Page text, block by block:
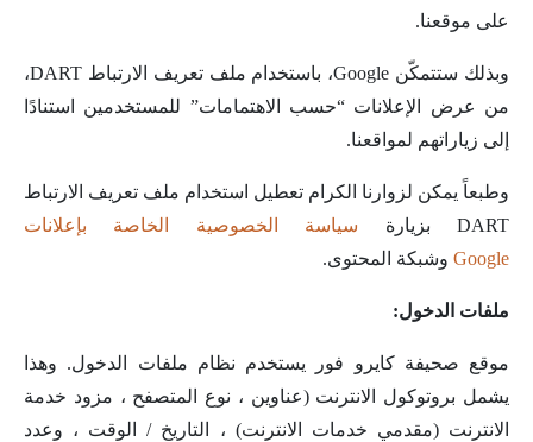
على موقعنا.
وبذلك ستتمكّن Google، باستخدام ملف تعريف الارتباط DART،
من عرض الإعلانات “حسب الاهتمامات” للمستخدمين استنادًا
إلى زياراتهم لمواقعنا.
وطبعاً يمكن لزوارنا الكرام تعطيل استخدام ملف تعريف الارتباط
DART بزيارة
سياسة الخصوصية الخاصة بإعلانات
Google وشبكة المحتوى.
ملفات الدخول:
موقع صحيفة كايرو فور يستخدم نظام ملفات الدخول. وهذا
يشمل بروتوكول الانترنت (عناوين ، نوع المتصفح ، مزود خدمة
الانترنت (مقدمي خدمات الانترنت) ، التاريخ / الوقت ، وعدد